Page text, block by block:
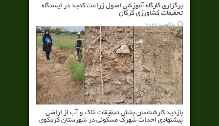
برگزاری کارگاه آموزشی اصول زراعت کنجد در ایستگاه
تحقیقات کشاورزی گرگان
5 آگوست 2026
بازدید کارشناسان بخش تحقیقات خاک و آب از اراضی
پیشنهادی احداث شهرک مسکونی در شهرستان کردکوی